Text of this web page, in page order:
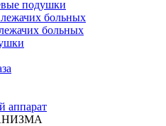
подушки
больных
больных
аппарат